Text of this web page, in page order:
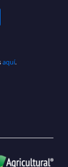
aquí.